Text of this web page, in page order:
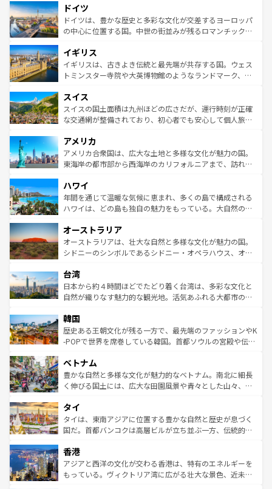
せる。地方によって風土や気候が異なるスペインはその個
性で訪れる人を魅了する。 なお、新着のスペイン情報は コ
ンテンツ一覧を参照してほしい。
で、幅広い魅力が詰まっている。華麗な宮殿、歴史的な大
聖堂、美しいビーチ、そして豊かな自然が、訪れる者を心
から魅了する。また、フランスは美食の国としても知ら
いる。シャンパンの発祥地であるランス、プロヴァンスの
香り高いラベンダー畑など、多彩な楽しみ方が可能だ。さ
らに、パリ以外の地域にも魅力が溢れており、どの街角に
れる地方に足を運ぶとそれぞれで全く異なる文化を体験で
きるだろう。 なお、新着のフランス情報はコンテンツ一覧
を参照してほしい。
ドイツ
ドイツは、豊かな歴史と多彩な文化が交差するヨーロッパ
の中心に位置する国。中世の街並みが残るロマンチック街
顔を持つこの国は、どこを歩いても飽きることがない。ベ
ルリンの文化的活気、バイエルン州のアルプスの絶景、そ
してライン川沿いのワイン畑といった風景は必見。ビール
は、お酒好きな人にはぜひ体験してほしい。 なお、新着の
ドイツ情報はコンテンツ一覧を参照してほしい。
イギリス
イギリスは、古きよき伝統と最先端が共存する国。ウェス
トミンスター寺院や大英博物館のようなランドマーク、歴
リアごとに異なる魅力がある。また、優雅なアフタヌーン
ティー、ビール好きにはたまらない英国パブ、サッカー観
戦など、本場だからこそできる体験も豊富。イギリスを旅
ンツ一覧を参照してほしい。
スイス
スイスの国土面積は九州ほどの広さだが、運行時刻が正確
な交通網が整備されており、初心者でも安心して個人旅行
の建物がそのまま残る町や、スイスならではのユニークな
博物館もあり、アルプス観光だけでなく町歩きも満喫する
ことができる。国民の所得が高いため物価も高いが、旅行
ば市内交通費無料で観光を楽しむこともできる。 なお、新
着のスイス情報はコンテンツ一覧 を参照してほしい。
アメリカ
アメリカ合衆国は、広大な土地と多様な文化が魅力の国。
東海岸の都市部から西海岸のカリフォルニアまで、訪れる
のような巨大都市は、観光、ショッピング、エンターテイ
ンメントが詰まった刺激的なスポットだ。一方、アメリカ
西部には大自然が広がり、グランドキャニオンやイエロー
部のニューオーリンズでは、音楽と美食が融合した独特の
文化が魅力。旅行者はアメリカの各地域で異なる魅力を楽
しみながら、その多様性と豊かな歴史を感じることができ
ならではの贅沢な旅のスタイルだ。 なお、新着のアメリカ
情報はコンテンツ一覧を参照してほしい。
ハワイ
年間を通じて温暖な気候に恵まれ、多くの島で構成される
ハワイは、どの島も独自の魅力をもっている。大自然の神
ワイ島は見逃せない。また、定番の観光地といえばオアフ
島だが、静かな自然を求めるならマウイ島やカウアイ島が
おすすめ。エメラルドグリーンに輝く海をはじめ、豊かな
れるおもてなしの心で訪れる人々を迎えてくれるハワイの
人々、おいしいローカルフードやハワイアンミュージッ
ク、伝統的なフラダンスなど、すべてがハワイの魅力を彩
ワイを、存分に味わってほしい。 なお、新着のハワイ情報
はコンテンツ一覧を参照してほしい。
オーストラリア
オーストラリアは、壮大な自然と多様な文化が魅力の国。
シドニーのシンボルであるシドニー・オペラハウス、オー
リアリーフや大陸中央部にそびえるウルル（エアーズロッ
ク）、タスマニアの美しい原生林やケアンズの熱帯雨林な
ど、見どころがたくさん。また、カフェやワイン、オージ
いる。アクティビティも充実しており、サーフィンやダイ
ビング、ハイキングなど、アウトドア好きにはたまらな
い。オーストラリアの多彩な魅力を存分に味わいつくそ
参照してほしい。
台湾
日本から約４時間ほどでたどり着く台湾は、多彩な文化と
自然が織りなす魅力的な観光地。活気あふれる大都市の台
ン）、静ひつな山岳地帯である台湾東部など、都市の喧騒
と山間の静けさが共存しており、訪れる人に新しい発見と
驚きをもたらしてくれる。また、奥深い台湾の食文化も魅
容にもいいと評判のスイーツなど、バラエティ豊かな料理
が味わえる。 なお、新着の台湾情報は コンテンツ一覧を参
照してほしい。
韓国
歴史ある王朝文化が残る一方で、最先端のファッションやK
-POPで世界を席巻している韓国。首都ソウルの宮殿や伝統
き、地方に足を延ばせば四季折々の自然美を楽しむことが
できる。そして、キムチや焼肉、絶品のストリートフード
まで、さまざまな韓国料理が待っている。夜には、韓国な
リティに包まれながら、韓国の多彩な魅力を心ゆくまで味
わってみてほしい。 なお、新着の韓国情報はコンテンツ一
覧を参照してほしい。
ベトナム
豊かな自然と多様な文化が魅力的なベトナム。南北に細長
く伸びる国土には、広大な田園風景や青々とした山々、世
急速な発展と共に伝統が息づく。ハノイの古い町並みやホ
ーチミン市のフランス統治時代の建物も、独特の雰囲気を
醸し出している。また、バラエティの豊かさとおいしさで
とつ。フォーやバインミー、ベトナムコーヒーなどは、ぜ
ひ現地で味わいたい。どの地域を訪れてもあたたかい人々
が旅行者を迎えてくれるので、きっと忘れられない旅にな
タイ
タイは、東南アジアに位置する豊かな自然と歴史が息づく
国だ。首都バンコクは高層ビルが立ち並ぶ一方、伝統的な
の活気が交差している。北部ではチェンマイなどの山岳地
帯で自然と触れ合い、南部ではプーケットやクラビの美し
いビーチでリゾート気分を楽しむことができる。タイ料理
香港
アジアと西洋の文化が交わる香港は、特有のエネルギーを
もっている。ヴィクトリア湾に広がる壮大な景色、近未来